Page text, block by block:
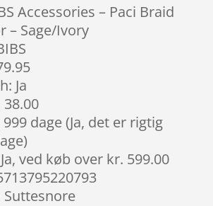
Accessories – Paci Braid
– Sage/Ivory
Ja
38.00
dage (Ja, det er rigtig
ved køb over kr. 599.00
Suttesnore